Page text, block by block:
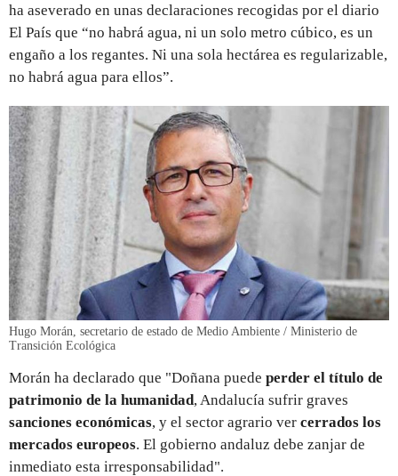
ha aseverado en unas declaraciones recogidas por el diario
El País que “no habrá agua, ni un solo metro cúbico, es un
engaño a los regantes. Ni una sola hectárea es regularizable,
no habrá agua para ellos”.
Hugo Morán, secretario de estado de Medio Ambiente / Ministerio de
Transición Ecológica
Morán ha declarado que "Doñana puede perder el título de
patrimonio de la humanidad, Andalucía sufrir graves
sanciones económicas, y el sector agrario ver cerrados los
mercados europeos. El gobierno andaluz debe zanjar de
inmediato esta irresponsabilidad".